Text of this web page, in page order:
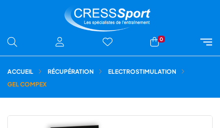
0
ACCUEIL RÉCUPÉRATION
ELECTROSTIMULATION
GEL COMPEX